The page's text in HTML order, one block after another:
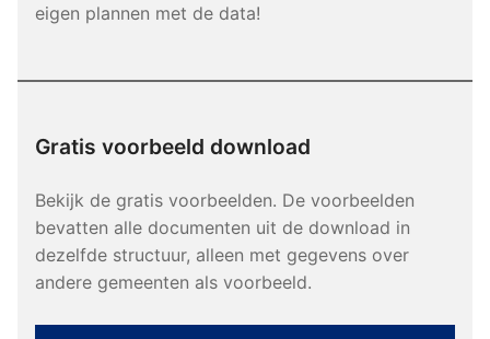
eigen plannen met de data!
Gratis voorbeeld download
Bekijk de gratis voorbeelden. De voorbeelden
bevatten alle documenten uit de download in
dezelfde structuur, alleen met gegevens over
andere gemeenten als voorbeeld.